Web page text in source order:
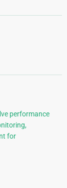
performance
for